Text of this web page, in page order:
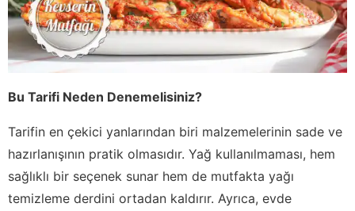
Bu Tarifi Neden Denemelisiniz?
Tarifin en çekici yanlarından biri malzemelerinin sade ve
hazırlanışının pratik olmasıdır. Yağ kullanılmaması, hem
sağlıklı bir seçenek sunar hem de mutfakta yağı
temizleme derdini ortadan kaldırır. Ayrıca, evde